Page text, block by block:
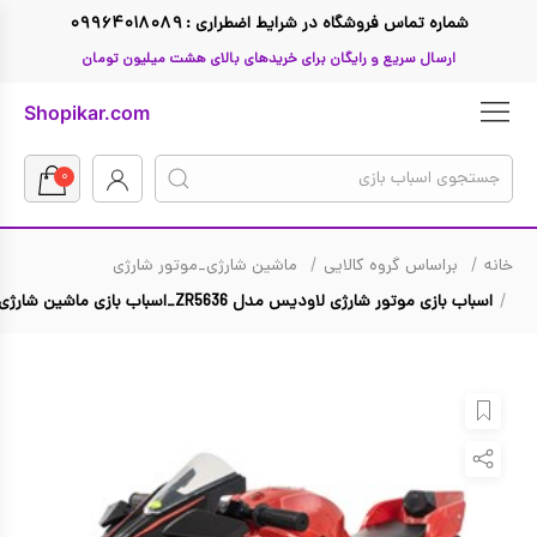
شماره تماس فروشگاه در شرایط اضطراری : ۰۹۹۶۴۰۱۸۰۸۹
ارسال سریع و رایگان برای خریدهای بالای هشت میلیون تومان
Shopikar.com
بازگشت
براساس قیمت
براساس جنسیت
بازگشت
اسکوتر
بازگشت
پنج تا هشت سال
هشت تا ده سال
بازگشت
تا ۴ میلیون تومان
بازگشت
بازگشت
مرد عنکبوتی
باربی
بازگشت
Simba
۰
خانه براساس گروه کالایی
ماشین شارژی_موتور شارژی
اسباب بازی موتور شارژی لاودیس مدل ZR5636_اسباب بازی ماشین شارژی